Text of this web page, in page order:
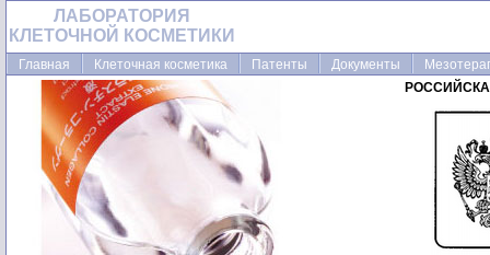
ЛАБОРАТОРИЯ
КЛЕТОЧНОЙ КОСМЕТИКИ
Главная Клеточная косметика Патенты Документы